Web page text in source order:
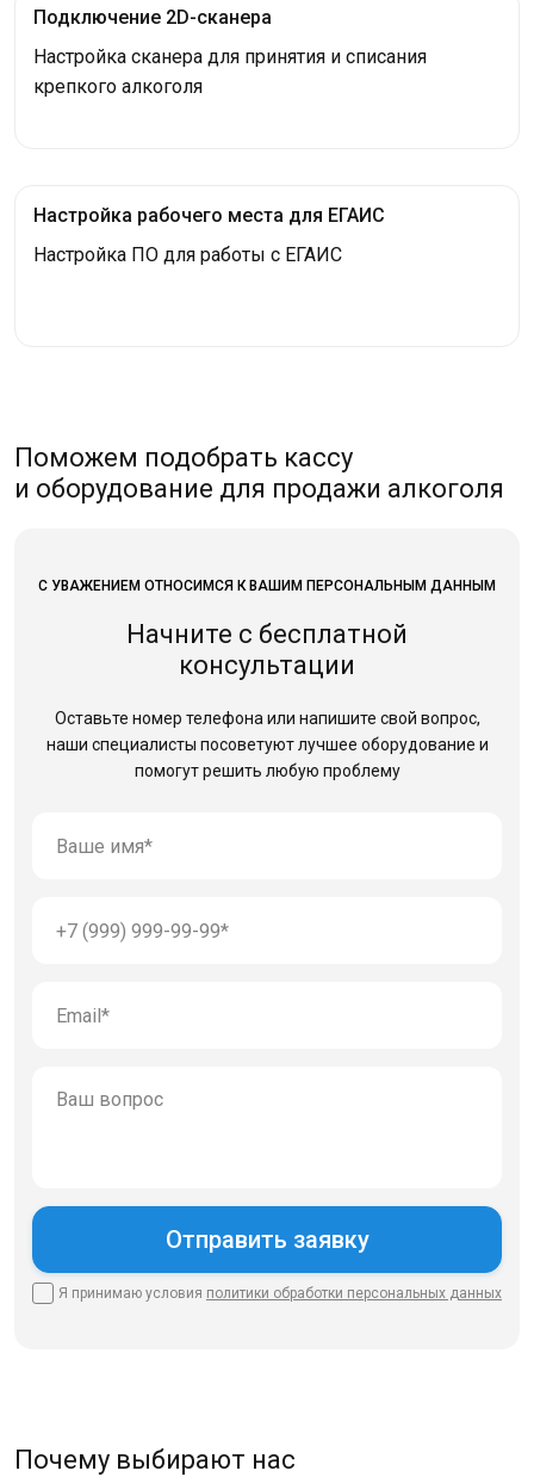
Подключение 2D-сканера
Настройка сканера для принятия и списания
крепкого алкоголя
Настройка рабочего места для ЕГАИС
Настройка ПО для работы с ЕГАИС
Поможем подобрать кассу
и оборудование для продажи алкоголя
С УВАЖЕНИЕМ ОТНОСИМСЯ К ВАШИМ ПЕРСОНАЛЬНЫМ ДАННЫМ
Начните с бесплатной
консультации
Оставьте номер телефона или напишите свой вопрос,
наши специалисты посоветуют лучшее оборудование и
помогут решить любую проблему
Я принимаю условия политики обработки персональных данных
Почему выбирают нас